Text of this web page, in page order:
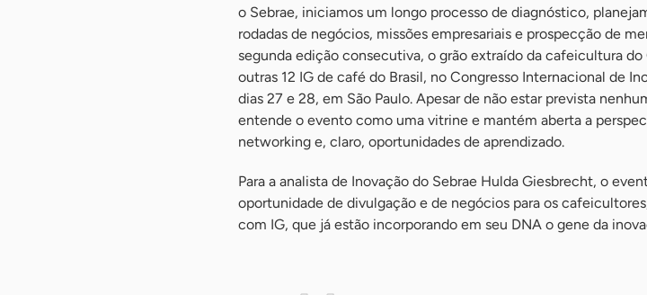
o Sebrae, iniciamos um longo processo de diagnóstico,
rodadas de negócios, missões empresariais e prospecção de
segunda edição consecutiva, o grão extraído da cafeicultura
outras 12 IG de café do Brasil, no Congresso Internacional de
dias 27 e 28, em São Paulo. Apesar de não estar prevista
entende o evento como uma vitrine e mantém aberta a
networking e, claro, oportunidades de aprendizado.
Para a analista de Inovação do Sebrae Hulda Giesbrecht, o
oportunidade de divulgação e de negócios para os
com IG, que já estão incorporando em seu DNA o gene da